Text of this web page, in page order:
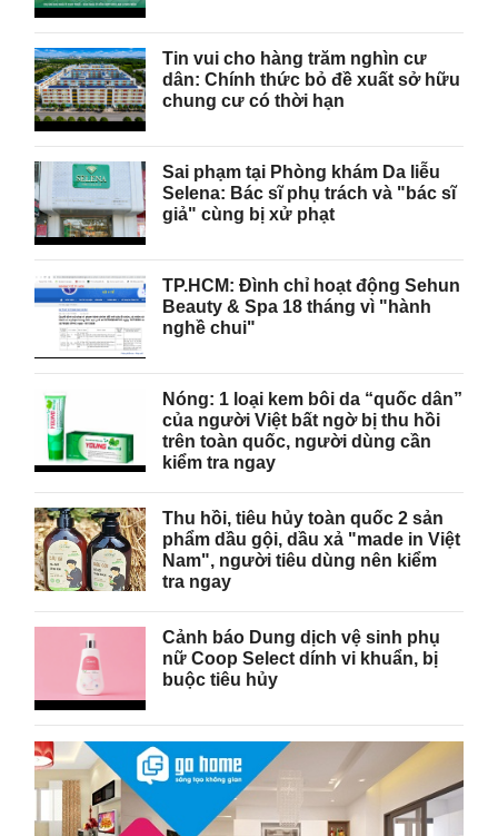
Tin vui cho hàng trăm nghìn cư
dân: Chính thức bỏ đề xuất sở hữu
chung cư có thời hạn
Sai phạm tại Phòng khám Da liễu
Selena: Bác sĩ phụ trách và "bác sĩ
giả" cùng bị xử phạt
TP.HCM: Đình chỉ hoạt động Sehun
Beauty & Spa 18 tháng vì "hành
nghề chui"
Nóng: 1 loại kem bôi da “quốc dân”
của người Việt bất ngờ bị thu hồi
trên toàn quốc, người dùng cần
kiểm tra ngay
Thu hồi, tiêu hủy toàn quốc 2 sản
phẩm dầu gội, dầu xả "made in Việt
Nam", người tiêu dùng nên kiểm
tra ngay
Cảnh báo Dung dịch vệ sinh phụ
nữ Coop Select dính vi khuẩn, bị
buộc tiêu hủy